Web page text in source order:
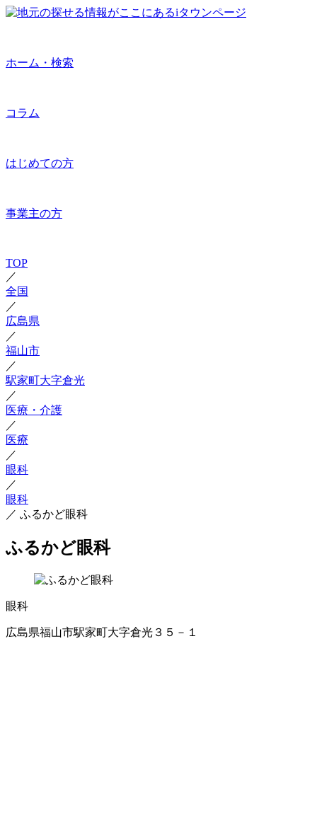
ホーム・検索
コラム
はじめての方
事業主の方
TOP
／
全国
／
広島県
／
福山市
／
駅家町大字倉光
／
医療・介護
／
医療
／
眼科
／
眼科
／ ふるかど眼科
ふるかど眼科
眼科
広島県福山市駅家町大字倉光３５－１